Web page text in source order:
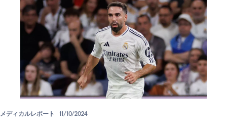
メディカルレポート 11/10/2024